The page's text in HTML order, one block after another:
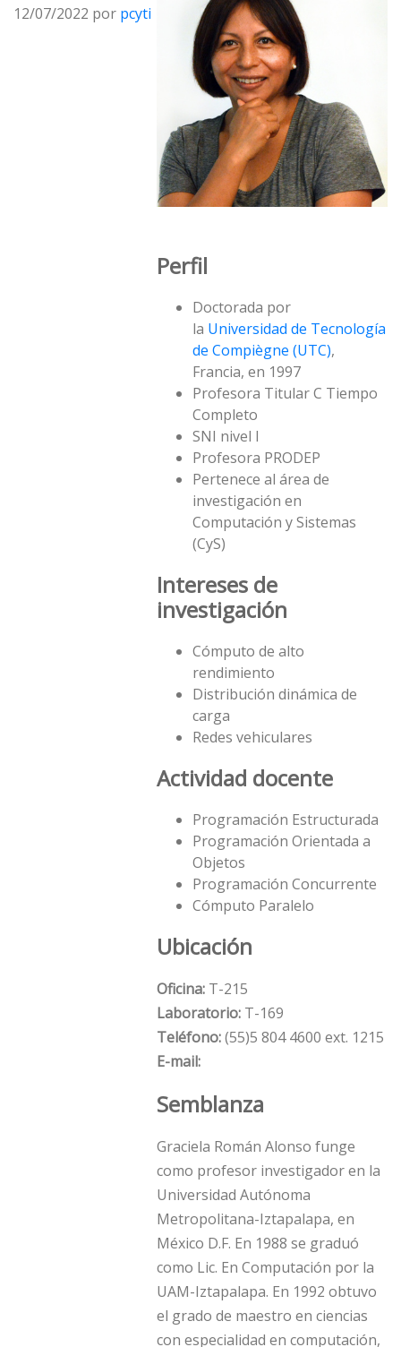
Perfil
Doctorada por
la Universidad de Tecnología
de Compiègne (UTC),
Francia, en 1997
Profesora Titular C Tiempo
Completo
SNI nivel I
Profesora PRODEP
Pertenece al área de
investigación en
Computación y Sistemas
(CyS)
Intereses de
investigación
Cómputo de alto
rendimiento
Distribución dinámica de
carga
Redes vehiculares
Actividad docente
Programación Estructurada
Programación Orientada a
Objetos
Programación Concurrente
Cómputo Paralelo
Ubicación
Oficina: T-215
Laboratorio: T-169
Teléfono:(55)5 804 4600 ext. 1215
E-mail:
Semblanza
Graciela Román Alonso funge
como profesor investigador en la
Universidad Autónoma
Metropolitana-Iztapalapa, en
México D.F. En 1988 se graduó
como Lic. En Computación por la
UAM-Iztapalapa. En 1992 obtuvo
el grado de maestro en ciencias
con especialidad en computación,
12/07/2022 por pcyti